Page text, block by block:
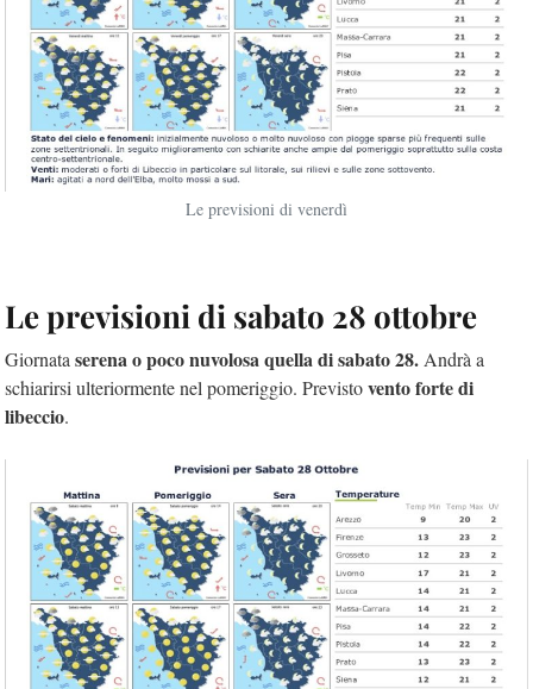
Le previsioni di venerdì
Le previsioni di sabato 28 ottobre
Giornata serena o poco nuvolosa quella di sabato 28. Andrà a
schiarirsi ulteriormente nel pomeriggio. Previstovento forte di
libeccio.